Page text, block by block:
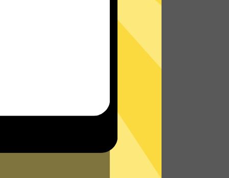
里奥赛车加速器的自研发通信协议，使您
论是在路上还是沙发上，都能轻松快速地
访问网络，体验真正的极速网络。